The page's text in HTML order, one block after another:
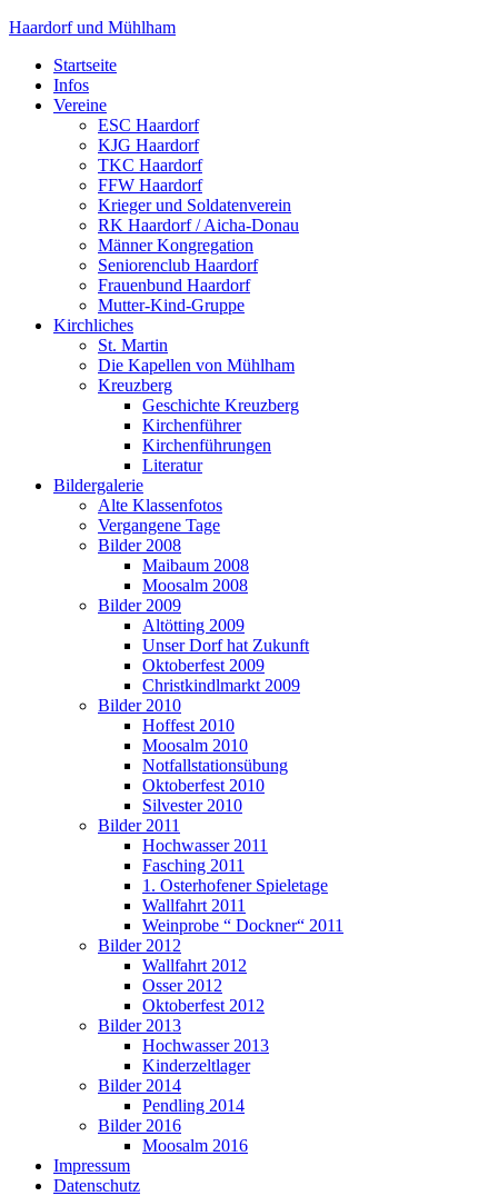
Haardorf und Mühlham
Startseite
Infos
Vereine
ESC Haardorf
KJG Haardorf
TKC Haardorf
FFW Haardorf
Krieger und Soldatenverein
RK Haardorf / Aicha-Donau
Männer Kongregation
Seniorenclub Haardorf
Frauenbund Haardorf
Mutter-Kind-Gruppe
Kirchliches
St. Martin
Die Kapellen von Mühlham
Kreuzberg
Geschichte Kreuzberg
Kirchenführer
Kirchenführungen
Literatur
Bildergalerie
Alte Klassenfotos
Vergangene Tage
Bilder 2008
Maibaum 2008
Moosalm 2008
Bilder 2009
Altötting 2009
Unser Dorf hat Zukunft
Oktoberfest 2009
Christkindlmarkt 2009
Bilder 2010
Hoffest 2010
Moosalm 2010
Notfallstationsübung
Oktoberfest 2010
Silvester 2010
Bilder 2011
Hochwasser 2011
Fasching 2011
1. Osterhofener Spieletage
Wallfahrt 2011
Weinprobe “ Dockner“ 2011
Bilder 2012
Wallfahrt 2012
Osser 2012
Oktoberfest 2012
Bilder 2013
Hochwasser 2013
Kinderzeltlager
Bilder 2014
Pendling 2014
Bilder 2016
Moosalm 2016
Impressum
Datenschutz